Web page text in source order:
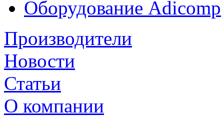
Оборудование Adicomp
Производители
Новости
Статьи
О компании